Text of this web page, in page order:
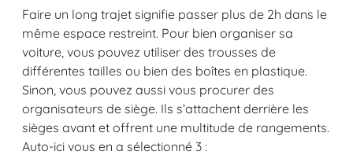
Faire un long trajet signifie passer plus de 2h dans le
même espace restreint. Pour bien organiser sa
voiture, vous pouvez utiliser des trousses de
différentes tailles ou bien des boîtes en plastique.
Sinon, vous pouvez aussi vous procurer des
organisateurs de siège. Ils s’attachent derrière les
sièges avant et offrent une multitude de rangements.
Auto-ici vous en a sélectionné 3 :